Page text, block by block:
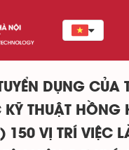
DỤNG CỦA
THUẬT HỒNG
150 VỊ TRÍ VIỆC